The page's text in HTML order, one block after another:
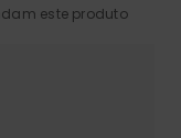
este produto